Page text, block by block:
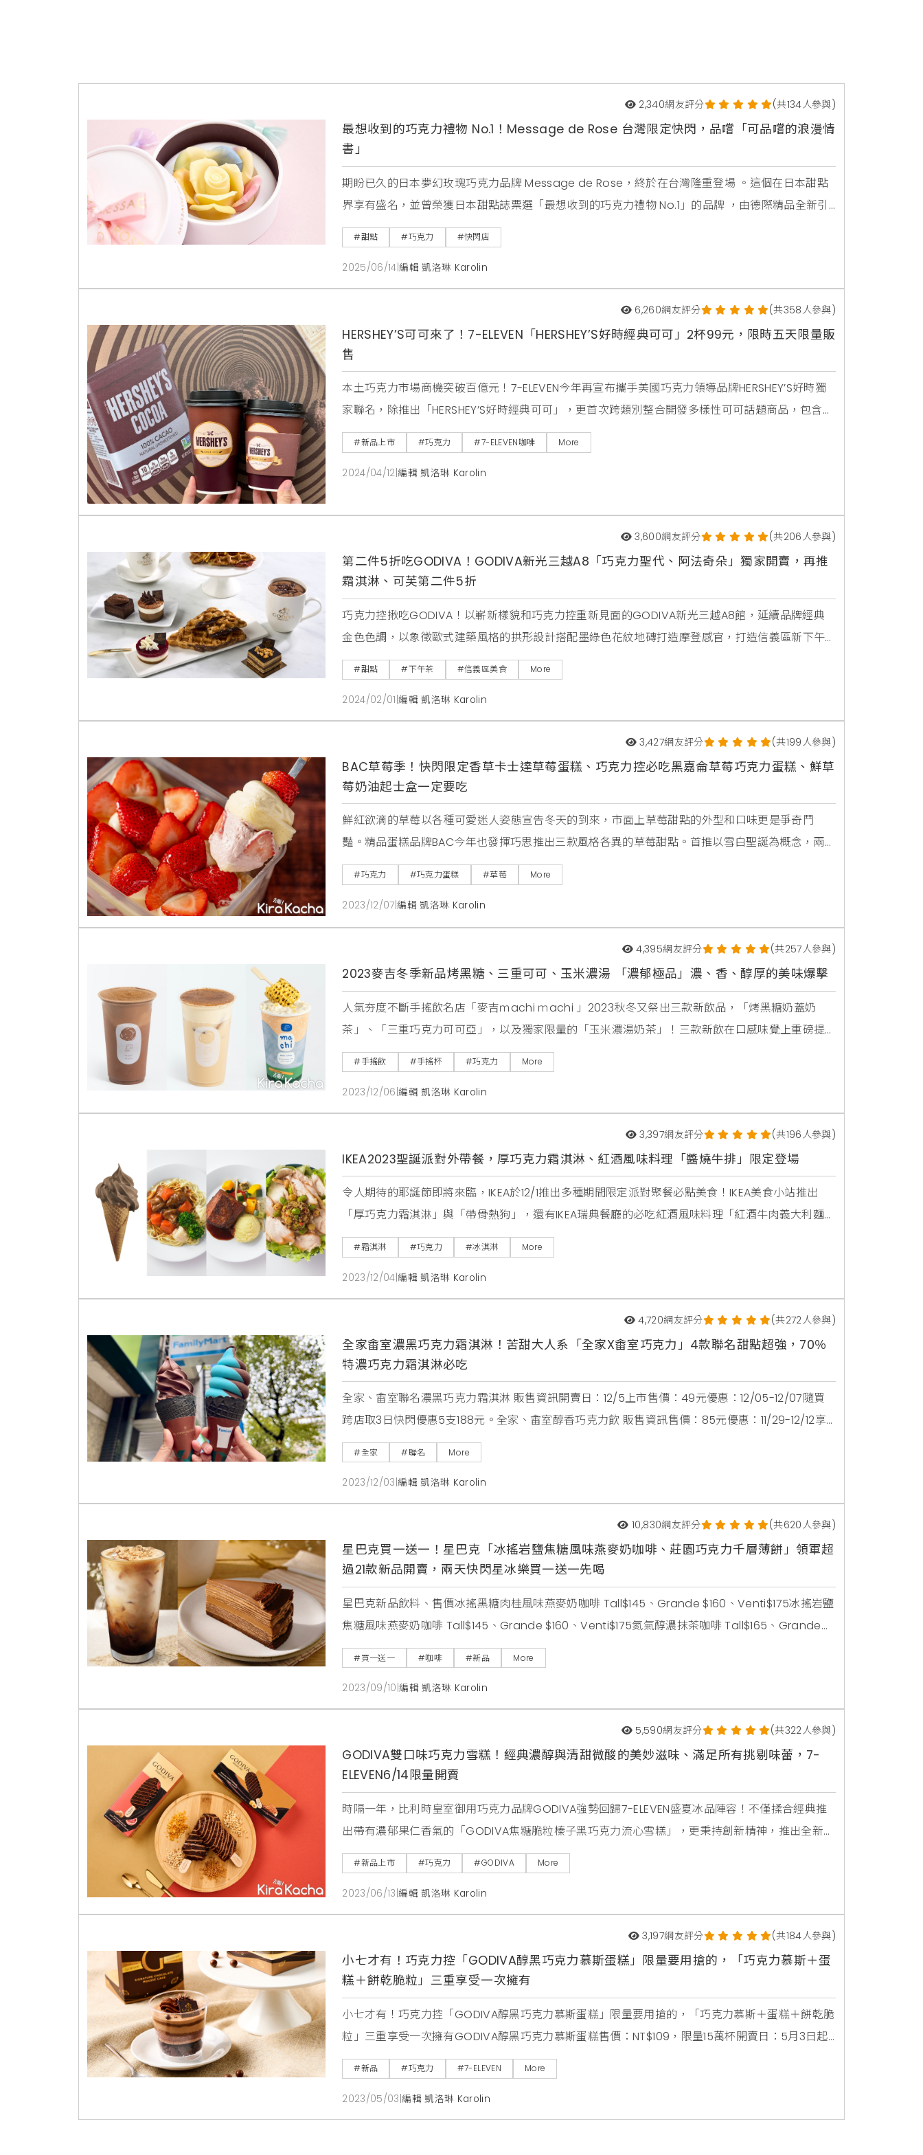
2,340網友評分 (共134人參與)
最想收到的巧克力禮物 No.1！Message de Rose 台灣限定快閃，品嚐「可品嚐的浪漫情
書」
期盼已久的日本夢幻玫瑰巧克力品牌 Message de Rose，終於在台灣隆重登場 。這個在日本甜點
界享有盛名，並曾榮獲日本甜點誌票選「最想收到的巧克力禮物 No.1」的品牌 ，由德際精品全新引
進，於即日起至七月六日，在台北 SOGO 百貨復興館 B3 樓中央手扶梯旁，展開為期一個月的獨家
快閃活動 。對於追求生活品味，喜愛獨特甜點，或是正在尋找別緻贈禮的消費者而言，Message
de Rose
#甜點 #巧克力 #快閃店
2025/06/14 |編輯 凱洛琳 Karolin
6,260網友評分 (共358人參與)
HERSHEY’S可可來了！7-ELEVEN「HERSHEY’S好時經典可可」2杯99元，限時五天限量販
售
本土巧克力市場商機突破百億元！7-ELEVEN今年再宣布攜手美國巧克力領導品牌HERSHEY’S好時獨
家聯名，除推出「HERSHEY’S好時經典可可」，更首次跨類別整合開發多樣性可可話題商品，包含三
明治、烘焙、甜點等，品項數多達9款，預計將掀起巧克力控嚐鮮風潮，期能帶動相關類別業績成長
一成。7-ELEVEN觀察到不分季節冷熱，各年齡層對巧克力接受度越來越高，尤其醇厚型飲品銷量逐
年增加。同時也觀察到
#新品上市 #巧克力 #7-ELEVEN咖啡 More
2024/04/12 |編輯 凱洛琳 Karolin
3,600網友評分 (共206人參與)
第二件5折吃GODIVA！GODIVA新光三越A8「巧克力聖代、阿法奇朵」獨家開賣，再推
霜淇淋、可芙第二件5折
巧克力控揪吃GODIVA！以嶄新樣貌和巧克力控重新見面的GODIVA新光三越A8館，延續品牌經典
金色色調，以象徵歐式建築風格的拱形設計搭配墨綠色花紋地磚打造摩登感官，打造信義區新下午
茶放鬆之地。同時推出全台獨家巧克力聖代及巧克力阿法奇朵，兩款以經典巧克力霜淇淋為基底的
新品，只在A8限定。1/31~2/4歡慶開幕，加碼祭出GODIVA可芙、蛋糕、霜淇淋同價位第二件半價。
延伸閱讀：全家草莓優格巨峰葡萄
#甜點 #下午茶 #信義區美食 More
2024/02/01 |編輯 凱洛琳 Karolin
3,427網友評分 (共199人參與)
BAC草莓季！快閃限定香草卡士達草莓蛋糕、巧克力控必吃黑嘉侖草莓巧克力蛋糕、鮮草
莓奶油起士盒一定要吃
鮮紅欲滴的草莓以各種可愛迷人姿態宣告冬天的到來，市面上草莓甜點的外型和口味更是爭奇鬥
豔。精品蛋糕品牌BAC今年也發揮巧思推出三款風格各異的草莓甜點。首推以雪白聖誕為概念，兩
週快閃限定的「香草卡士達草莓蛋糕」，還有以濃黑經典生巧克力餡，襯托莓果酸甜的「黑嘉侖草
莓巧克力蛋糕」，而輕巧的「鮮草莓奶油起士盒」則是專為午後日常打造的生活甜點。BAC 全新聖
誕限定「香草卡士達草莓蛋糕」，頂層以純白卡士達奶油環
#巧克力 #巧克力蛋糕 #草莓 More
2023/12/07 |編輯 凱洛琳 Karolin
4,395網友評分 (共257人參與)
2023麥吉冬季新品烤黑糖、三重可可、玉米濃湯 「濃郁極品」濃、香、醇厚的美味爆擊
人氣夯度不斷手搖飲名店「麥吉ｍachi ｍachi 」2023秋冬又祭出三款新飲品，「烤黑糖奶蓋奶
茶」、「三重巧克力可可亞」，以及獨家限量的「玉米濃湯奶茶」！三款新飲在口感味覺上重磅提
升，將為你的味蕾帶來濃、香、醇厚的美味爆擊。三層深淺奶茶色外觀的「烤黑糖奶蓋奶茶」，視
覺上看起來文靜優雅，淺嚐一口才知道是個性豐富的狠角色！輕甜奶茶加上濃厚奶蓋，最上面再鋪
上現烤的焦香黑糖層，喝下之後，茶湯、奶蓋、與
#手搖飲 #手搖杯 #巧克力 More
2023/12/06 |編輯 凱洛琳 Karolin
3,397網友評分 (共196人參與)
IKEA2023聖誕派對外帶餐，厚巧克力霜淇淋、紅酒風味料理「醬燒牛排」限定登場
令人期待的耶誕節即將來臨，IKEA於12/1推出多種期間限定派對聚餐必點美食！IKEA美食小站推出
「厚巧克力霜淇淋」與「帶骨熱狗」，還有IKEA瑞典餐廳的必吃紅酒風味料理「紅酒牛肉義大利麵」
與鮮嫩多汁「醬燒牛排」陪你迎接最豐盛的聖誕節。此外，去年熱銷好評的「IKEA聖誕派對外帶餐」
於12/15前訂購享早鳥優惠價只要$1,980（原價$2,586），激省$600，快手刀下單用美食讓聖誕歡聚
時刻更加分
#霜淇淋 #巧克力 #冰淇淋 More
2023/12/04 |編輯 凱洛琳 Karolin
4,720網友評分 (共272人參與)
全家畬室濃黑巧克力霜淇淋！苦甜大人系「全家X畬室巧克力」4款聯名甜點超強，70％
特濃巧克力霜淇淋必吃
全家、畬室聯名濃黑巧克力霜淇淋 販售資訊開賣日：12/5上市售價：49元優惠：12/05-12/07隨買
跨店取3日快閃優惠5支188元。全家、畬室醇香巧克力飲 販售資訊售價：85元優惠：11/29-12/12享
會員優惠價79元。全家、畬室法式焦糖海鹽巧克力夾心土司 販售資訊開賣日：12/5上市售價：42元
優惠：搭配指定飲品享59元餐促優惠。全家、畬室雙重巧克力餅乾三明治 販售資訊售價：48元優
惠：
#全家 #聯名 More
2023/12/03 |編輯 凱洛琳 Karolin
10,830網友評分 (共620人參與)
星巴克買一送一！星巴克「冰搖岩鹽焦糖風味燕麥奶咖啡、莊園巧克力千層薄餅」領軍超
過21款新品開賣，兩天快閃星冰樂買一送一先喝
星巴克新品飲料、售價冰搖黑糖肉桂風味燕麥奶咖啡 Tall$145、Grande $160、Venti$175冰搖岩鹽
焦糖風味燕麥奶咖啡 Tall$145、Grande $160、Venti$175氮氣醇濃抹茶咖啡 Tall$165、Grande
$185、Venti$205星巴克LINE官方專屬「隨星分享組」活動內容：9/13起推出，內含15張150元電子
飲料券(優惠價110元)，品項兌換更多元。
#買一送一 #咖啡 #新品 More
2023/09/10 |編輯 凱洛琳 Karolin
5,590網友評分 (共322人參與)
GODIVA雙口味巧克力雪糕！經典濃醇與清甜微酸的美妙滋味、滿足所有挑剔味蕾，7-
ELEVEN6/14限量開賣
時隔一年，比利時皇室御用巧克力品牌GODIVA強勢回歸7-ELEVEN盛夏冰品陣容！不僅揉合經典推
出帶有濃郁果仁香氣的「GODIVA焦糖脆粒榛子黑巧克力流心雪糕」，更秉持創新精神，推出全新
「GODIVA杏仁黑巧克力血橙流心雪糕」，讓所有巧克力迷從咬下的第一口開始，就能感受頂級巧克
力的苦甜曼妙，搭配清新水果與果仁，帶來層次分明的味蕾享受。其中，焦糖脆粒榛子黑巧克力流
心雪糕，外層使用比利時70.5%
#新品上市 #巧克力 #GODIVA More
2023/06/13 |編輯 凱洛琳 Karolin
3,197網友評分 (共184人參與)
小七才有！巧克力控「GODIVA醇黑巧克力慕斯蛋糕」限量要用搶的，「巧克力慕斯＋蛋
糕＋餅乾脆粒」三重享受一次擁有
小七才有！巧克力控「GODIVA醇黑巧克力慕斯蛋糕」限量要用搶的，「巧克力慕斯＋蛋糕＋餅乾脆
粒」三重享受一次擁有GODIVA醇黑巧克力慕斯蛋糕售價：NT$109，限量15萬杯開賣日：5月3日起
於全台7-ELEVEN限量預購。(預購日最快2天後可取貨，實際取貨時間請依門市為主)
#新品 #巧克力 #7-ELEVEN More
2023/05/03 |編輯 凱洛琳 Karolin